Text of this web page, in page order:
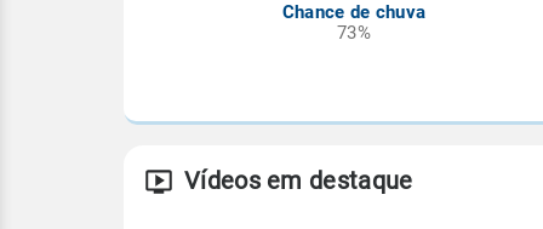
Chance de chuva
73%
Vídeos em destaque